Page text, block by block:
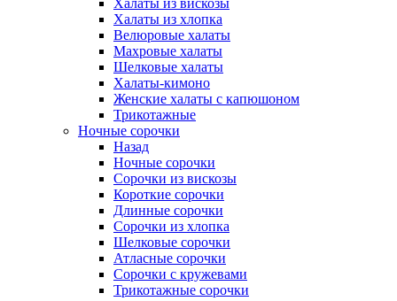
Халаты из вискозы
Халаты из хлопка
Велюровые халаты
Махровые халаты
Шелковые халаты
Халаты-кимоно
Женские халаты с капюшоном
Трикотажные
Ночные сорочки
Назад
Ночные сорочки
Сорочки из вискозы
Короткие сорочки
Длинные сорочки
Сорочки из хлопка
Шелковые сорочки
Атласные сорочки
Сорочки с кружевами
Трикотажные сорочки